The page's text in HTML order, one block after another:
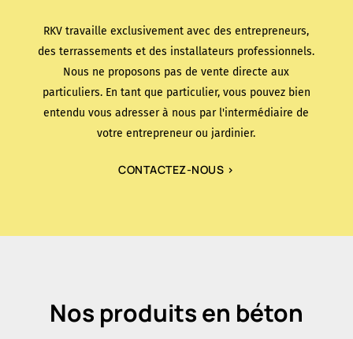
RKV travaille exclusivement avec des entrepreneurs,
des terrassements et des installateurs professionnels.
Nous ne proposons pas de vente directe aux
particuliers. En tant que particulier, vous pouvez bien
entendu vous adresser à nous par l'intermédiaire de
votre entrepreneur ou jardinier.
CONTACTEZ-NOUS >
Nos produits en béton